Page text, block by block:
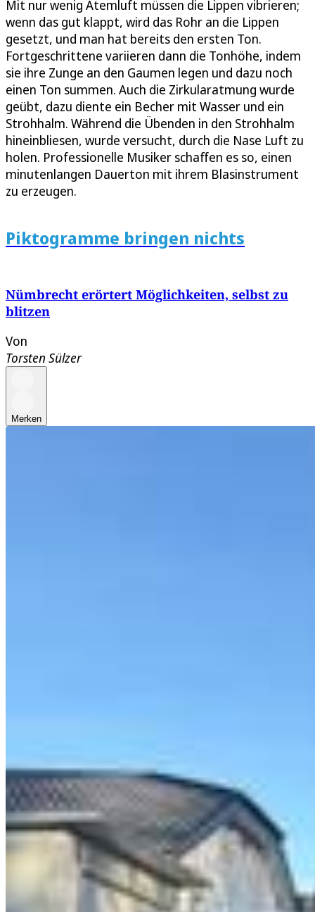
Mit nur wenig Atemluft müssen die Lippen vibrieren;
wenn das gut klappt, wird das Rohr an die Lippen
gesetzt, und man hat bereits den ersten Ton.
Fortgeschrittene variieren dann die Tonhöhe, indem
sie ihre Zunge an den Gaumen legen und dazu noch
einen Ton summen. Auch die Zirkularatmung wurde
geübt, dazu diente ein Becher mit Wasser und ein
Strohhalm. Während die Übenden in den Strohhalm
hineinbliesen, wurde versucht, durch die Nase Luft zu
holen. Professionelle Musiker schaffen es so, einen
minutenlangen Dauerton mit ihrem Blasinstrument
zu erzeugen.
Piktogramme bringen nichts
Nümbrecht erörtert Möglichkeiten, selbst zu
blitzen
Von
Torsten Sülzer
Merken